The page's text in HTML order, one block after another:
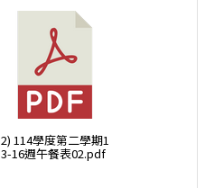
2) 114學度第二學期1
3-16週午餐表02.pdf